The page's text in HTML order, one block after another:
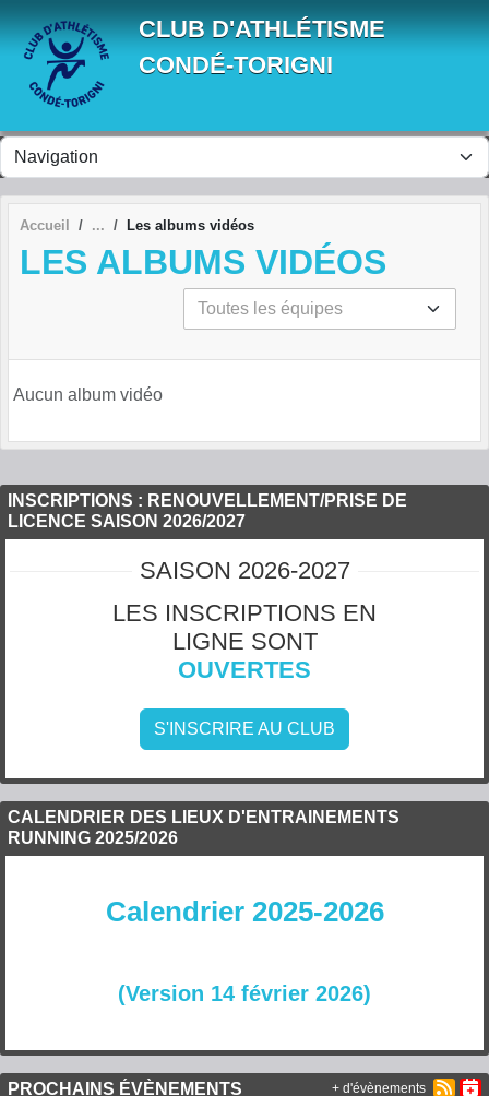
CLUB D'ATHLÉTISME
CONDÉ-TORIGNI
Accueil Les albums vidéos
LES ALBUMS VIDÉOS
Aucun album vidéo
INSCRIPTIONS : RENOUVELLEMENT/PRISE DE
LICENCE SAISON 2026/2027
SAISON 2026-2027
LES INSCRIPTIONS EN
LIGNE SONT
OUVERTES
S'INSCRIRE AU CLUB
CALENDRIER DES LIEUX D'ENTRAINEMENTS
RUNNING 2025/2026
Calendrier 2025-2026
(Version 14 février 2026)
PROCHAINS ÉVÈNEMENTS + d'évènements